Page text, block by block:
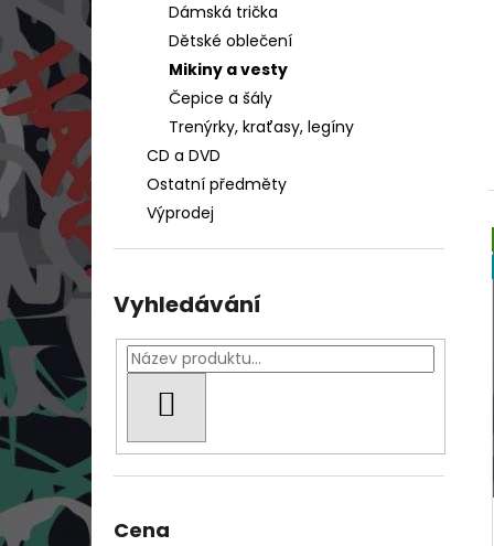
n
í
p
a
n
e
l
Dámská trička
Dětské oblečení
Mikiny a vesty
Čepice a šály
Trenýrky, kraťasy, legíny
CD a DVD
Ostatní předměty
Výprodej
Vyhledávání
Cena
NAFUKOVACÍ KRUH
200 Kč